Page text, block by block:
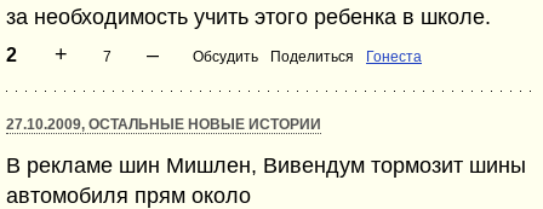
за необходимость учить этого ребенка в школе.
2 + 7 – Обсудить Поделиться Гонеста
27.10.2009, ОСТАЛЬНЫЕ НОВЫЕ ИСТОРИИ
В рекламе шин Мишлен, Вивендум тормозит шины
автомобиля прям около